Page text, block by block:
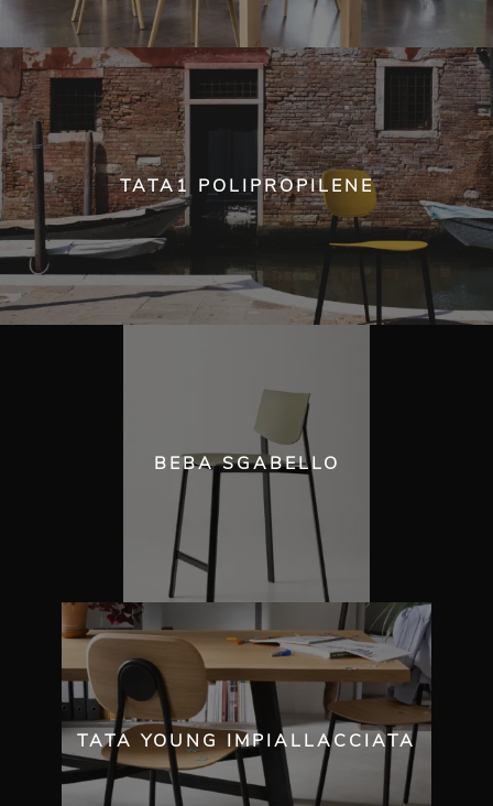
TATA1 POLIPROPILENE
BEBA SGABELLO
TATA YOUNG IMPIALLACCIATA